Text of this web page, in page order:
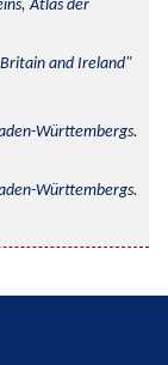
Atlas der
and Ireland
Württembergs.
Württembergs.